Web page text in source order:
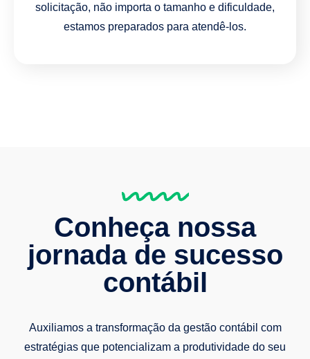
solicitação, não importa o tamanho e dificuldade,
estamos preparados para atendê-los.
Conheça nossa
jornada de sucesso
contábil
Auxiliamos a transformação da gestão contábil com
estratégias que potencializam a produtividade do seu